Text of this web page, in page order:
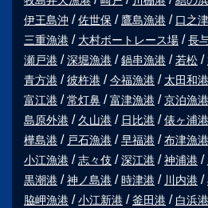
伊王島沖
佐世保 鷹島漁港 口之
三重漁港
大村ボートレース場 長
瀬戸港
深堀漁港 鍋串漁港 若松
青方港
彼杵港 今福漁港 太田和港
富江港
常灯鼻 富津漁港 京泊漁港
島原外港
久山港 日比港 俵ヶ浦港
樺島港
戸石漁港 早福港 布津漁港
小江漁港
志々伎 深江港 神浦港
黒潮港
神ノ島港 時津港 川内港
脇岬漁港
小江新港 釜田港 白浜港